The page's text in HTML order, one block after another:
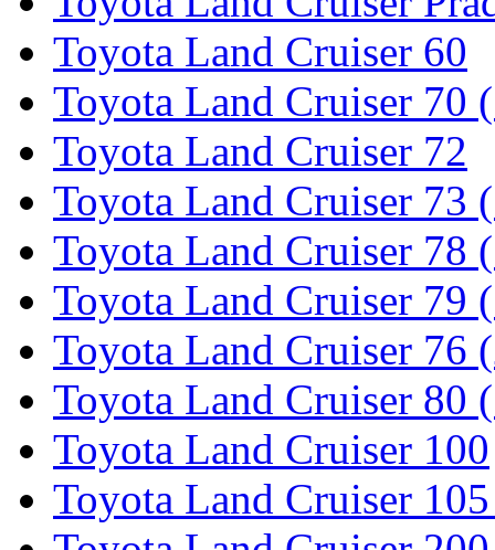
Toyota Land Cruiser 60
Toyota Land Cruiser 70
Toyota Land Cruiser 72
Toyota Land Cruiser 73
Toyota Land Cruiser 78
Toyota Land Cruiser 79
Toyota Land Cruiser 76
Toyota Land Cruiser 80
Toyota Land Cruiser 100
Toyota Land Cruiser